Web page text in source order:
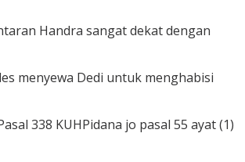
Handra sangat dekat dengan
menyewa Dedi untuk menghabisi
338 KUHPidana jo pasal 55 ayat (1)